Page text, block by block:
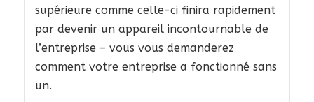
supérieure comme celle-ci finira rapidement
par devenir un appareil incontournable de
l’entreprise – vous vous demanderez
comment votre entreprise a fonctionné sans
un.